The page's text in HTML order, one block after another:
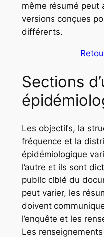
même résumé peut
versions conçues
différents.
Sections
Les objectifs, la
fréquence et la
épidémiologique
l’autre et ils sont
public ciblé du
peut varier, les
doivent
l’enquête et les
Les